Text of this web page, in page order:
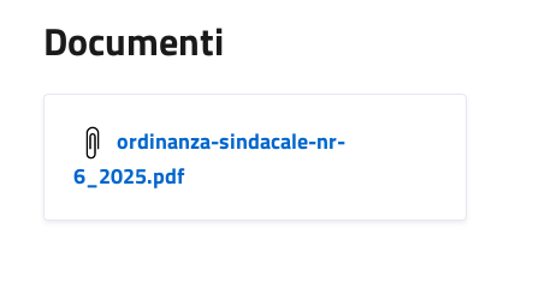
Documenti
ordinanza-sindacale-nr-
6_2025.pdf